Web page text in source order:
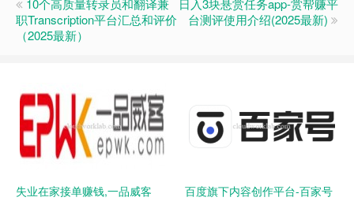
职Transcription平台汇总和评价
（2025最新）
台测评使用介绍(2025最新)
失业在家接单赚钱,一品威客
百度旗下内容创作平台-百家号